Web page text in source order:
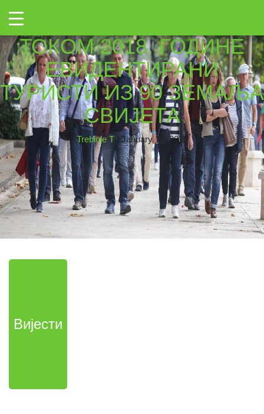
Toggle
1005×635
ТОКОМ 2018. ГОДИНЕ
ЕВИДЕНТИРАНИ
ТУРИСТИ ИЗ 90 ЗЕМАЉА
СВИЈЕТА
Trebinje T |January 17, 2019
Вијести